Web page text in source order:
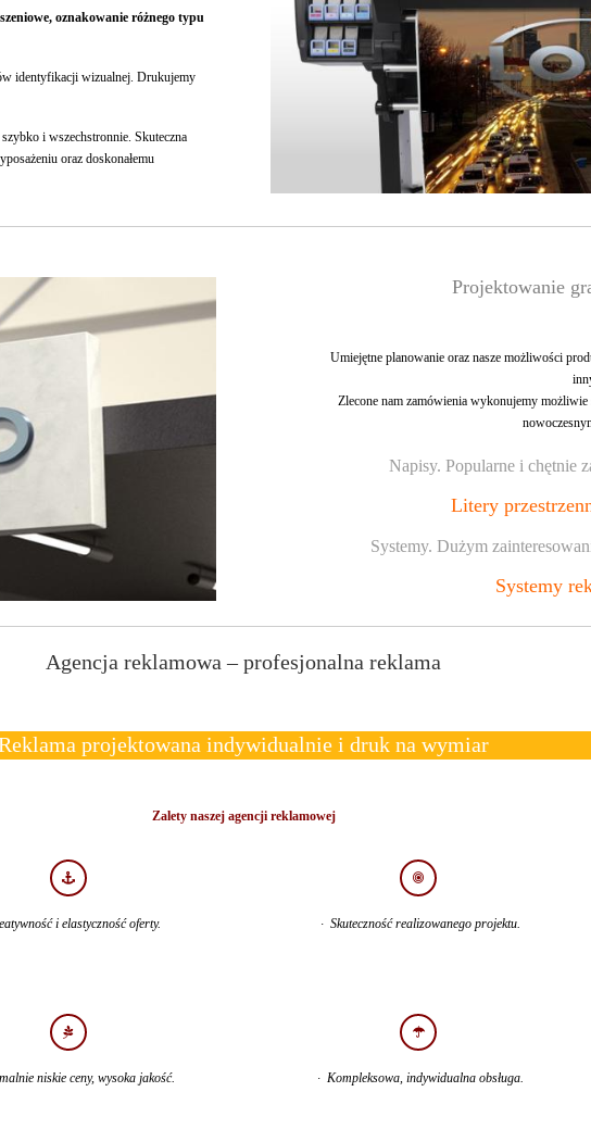
oznakowanie różnego typu
identyfikacji wizualnej. Drukujemy
i wszechstronnie. Skuteczna
oraz doskonałemu
Projektowanie
Umiejętne planowanie oraz nasze możliwości
Zlecone nam zamówienia wykonujemy możliwie
Napisy. Popularne i chętnie
Litery
Systemy. Dużym
Systemy
Agencja reklamowa – profesjonalna reklama
projektowana indywidualnie i druk na wymiar
Zalety naszej agencji reklamowej
i elastyczność oferty. · Skuteczność realizowanego projektu.
niskie ceny, wysoka jakość. · Kompleksowa, indywidualna obsługa.